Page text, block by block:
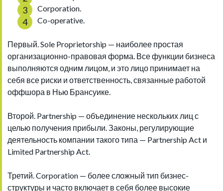
Corporation.
Co-operative.
Первый. Sole Proprietorship — наиболее простая
организационно-правовая форма. Все функции бизнеса
выполняются одним лицом, и это лицо принимает на
себя все риски и ответственность, связанные работой
оффшора в Нью Брансуике.
Второй. Partnership — объединение нескольких лиц с
целью получения прибыли. Законы, регулирующие
деятельность компании такого типа — Partnership Act и
Limited Partnership Act.
Третий. Corporation — более сложный тип бизнес-
структуры и часто включает в себя более высокие